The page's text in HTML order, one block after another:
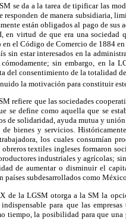
se da a la tarea de tipificar las
responden de manera subsidiaria,
están obligados al pago de sus
en virtud de que era una sociedad
el Código de Comercio de 1884
sin estar interesados en la
sin embargo, en la
del consentimiento de la totalidad
la motivación para constituir
refiere que las sociedades
se define como aquella que se
de solidaridad, ayuda mutua y
bienes y servicios.
los cuales consumían
textiles ingleses formaron
industriales y agrícolas;
de aumentar o disminuir el
países subdesarrollados como
de la LGSM otorga a la SM la
para que las
tiempo, la posibilidad para que una